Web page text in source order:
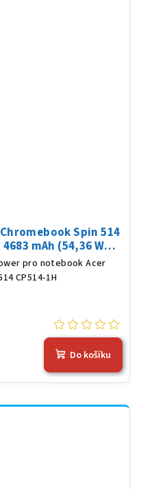
Spin 514
mAh (54,36 Wh),
pro notebook Acer
CP514-1H
Do košíku